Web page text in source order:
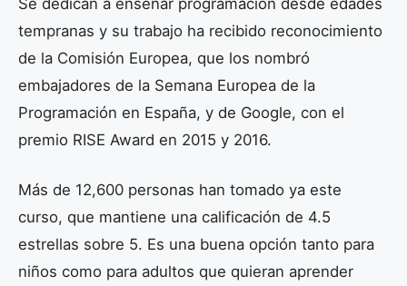
Se dedican a enseñar programación desde edades
tempranas y su trabajo ha recibido reconocimiento
de la Comisión Europea, que los nombró
embajadores de la Semana Europea de la
Programación en España, y de Google, con el
premio RISE Award en 2015 y 2016.
Más de 12,600 personas han tomado ya este
curso, que mantiene una calificación de 4.5
estrellas sobre 5. Es una buena opción tanto para
niños como para adultos que quieran aprender